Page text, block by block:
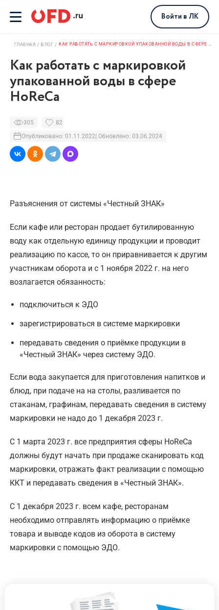
Войти в ЛК
ГЛАВНАЯ БЛОГ КАК РАБОТАТЬ С МАРКИРОВКОЙ УПАКОВАННОЙ ВОДЫ В СФЕРЕ HORECA
Как работать с маркировкой
упакованной воды в сфере
HoReCa
305
Опубликовано: 01.11.2022 | Обновлено: 03.06.2024
82
Разъяснения от системы «Честный ЗНАК»
Если кафе или ресторан продает бутилированную
воду как отдельную единицу продукции и проводит
реализацию по кассе, то он приравнивается к другим
участникам оборота и с 1 ноября 2022 г. на него
возлагается обязанность:
подключиться к ЭДО
зарегистрироваться в системе маркировки
передавать сведения о приёмке продукции в
«Честный ЗНАК» через систему ЭДО.
Если вода закупается для приготовления напитков и
блюд, при подаче на на столы, разливается по
стаканам, графинам, передавать сведения в систему
маркировки не надо до 1 декабря 2023 г.
С 1 марта 2023 г. все предприятия сферы HoReCa
должны будут начать при продаже сканировать код
маркировки, отражать факт реализации с помощью
ККТ и передавать сведения в «Честный ЗНАК».
С 1 декабря 2023 г. всем кафе, ресторанам
необходимо отправлять информацию о приёмке
товара и выводе кодов из оборота в систему
маркировки с помощью ЭДО.